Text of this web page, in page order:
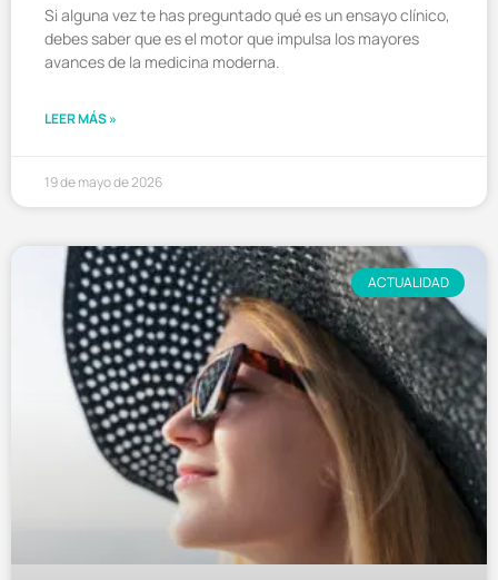
Si alguna vez te has preguntado qué es un ensayo clínico,
debes saber que es el motor que impulsa los mayores
avances de la medicina moderna.
LEER MÁS »
19 de mayo de 2026
ACTUALIDAD